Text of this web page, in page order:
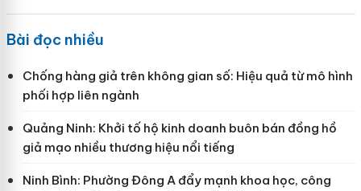
Bài đọc nhiều
Chống hàng giả trên không gian số: Hiệu quả từ mô hình
phối hợp liên ngành
Quảng Ninh: Khởi tố hộ kinh doanh buôn bán đồng hồ
giả mạo nhiều thương hiệu nổi tiếng
Ninh Bình: Phường Đông A đẩy mạnh khoa học, công